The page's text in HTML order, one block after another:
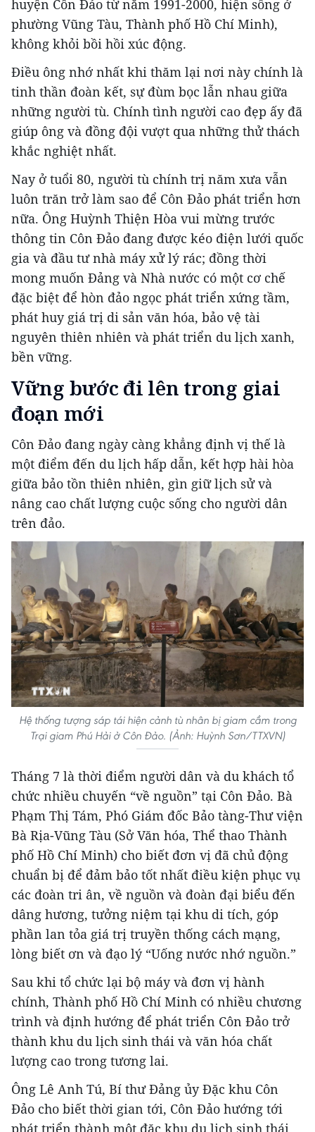
huyện Côn Đảo từ năm 1991-2000, hiện sống ở
phường Vũng Tàu, Thành phố Hồ Chí Minh),
không khỏi bồi hồi xúc động.
Điều ông nhớ nhất khi thăm lại nơi này chính là
tinh thần đoàn kết, sự đùm bọc lẫn nhau giữa
những người tù. Chính tình người cao đẹp ấy đã
giúp ông và đồng đội vượt qua những thử thách
khắc nghiệt nhất.
Nay ở tuổi 80, người tù chính trị năm xưa vẫn
luôn trăn trở làm sao để Côn Đảo phát triển hơn
nữa. Ông Huỳnh Thiện Hòa vui mừng trước
thông tin Côn Đảo đang được kéo điện lưới quốc
gia và đầu tư nhà máy xử lý rác; đồng thời
mong muốn Đảng và Nhà nước có một cơ chế
đặc biệt để hòn đảo ngọc phát triển xứng tầm,
phát huy giá trị di sản văn hóa, bảo vệ tài
nguyên thiên nhiên và phát triển du lịch xanh,
bền vững.
Vững bước đi lên trong giai
đoạn mới
Côn Đảo đang ngày càng khẳng định vị thế là
một điểm đến du lịch hấp dẫn, kết hợp hài hòa
giữa bảo tồn thiên nhiên, gìn giữ lịch sử và
nâng cao chất lượng cuộc sống cho người dân
trên đảo.
Hệ thống tượng sáp tái hiện cảnh tù nhân bị giam cầm trong
Trại giam Phú Hải ở Côn Đảo. (Ảnh: Huỳnh Sơn/TTXVN)
Tháng 7 là thời điểm người dân và du khách tổ
chức nhiều chuyến “về nguồn” tại Côn Đảo. Bà
Phạm Thị Tám, Phó Giám đốc Bảo tàng-Thư viện
Bà Rịa-Vũng Tàu (Sở Văn hóa, Thể thao Thành
phố Hồ Chí Minh) cho biết đơn vị đã chủ động
chuẩn bị để đảm bảo tốt nhất điều kiện phục vụ
các đoàn tri ân, về nguồn và đoàn đại biểu đến
dâng hương, tưởng niệm tại khu di tích, góp
phần lan tỏa giá trị truyền thống cách mạng,
lòng biết ơn và đạo lý “Uống nước nhớ nguồn.”
Sau khi tổ chức lại bộ máy và đơn vị hành
chính, Thành phố Hồ Chí Minh có nhiều chương
trình và định hướng để phát triển Côn Đảo trở
thành khu du lịch sinh thái và văn hóa chất
lượng cao trong tương lai.
Ông Lê Anh Tú, Bí thư Đảng ủy Đặc khu Côn
Đảo cho biết thời gian tới, Côn Đảo hướng tới
phát triển thành một đặc khu du lịch sinh thái